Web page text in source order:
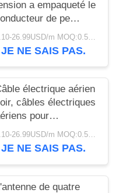
a empaqueté le
de pe
de
câble/d'aluminium
0.10-26.99USD/m MOQ:0.5KM
NE SAIS PAS.
électrique aérien
câbles électriques
pour
d'énergie0.10-26.99USD/m MOQ:0.5KM
NE SAIS PAS.
de quatre